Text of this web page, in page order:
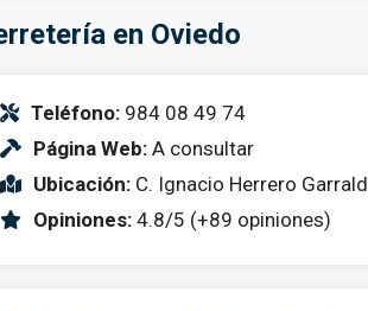
en Oviedo
Teléfono:984 08 49 74
Página Web:A consultar
Ubicación:C. Ignacio Herrero
Opiniones:4.8/5 (+89 opiniones)